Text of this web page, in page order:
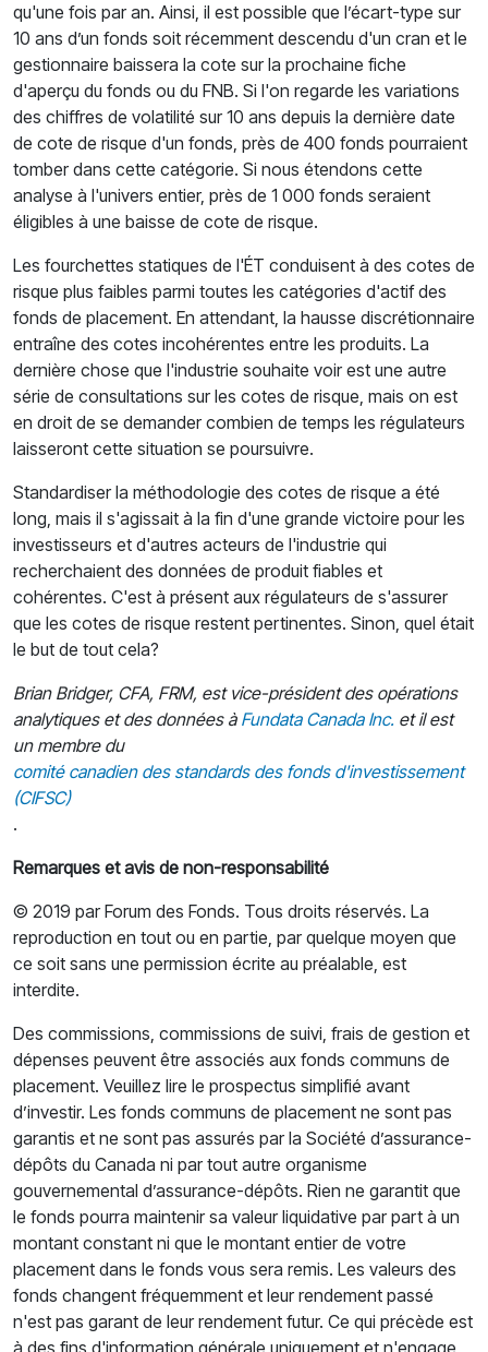
qu'une fois par an. Ainsi, il est possible que l’écart-type sur
10 ans d’un fonds soit récemment descendu d'un cran et le
gestionnaire baissera la cote sur la prochaine fiche
d'aperçu du fonds ou du FNB. Si l'on regarde les variations
des chiffres de volatilité sur 10 ans depuis la dernière date
de cote de risque d'un fonds, près de 400 fonds pourraient
tomber dans cette catégorie. Si nous étendons cette
analyse à l'univers entier, près de 1 000 fonds seraient
éligibles à une baisse de cote de risque.
Les fourchettes statiques de l'ÉT conduisent à des cotes de
risque plus faibles parmi toutes les catégories d'actif des
fonds de placement. En attendant, la hausse discrétionnaire
entraîne des cotes incohérentes entre les produits. La
dernière chose que l'industrie souhaite voir est une autre
série de consultations sur les cotes de risque, mais on est
en droit de se demander combien de temps les régulateurs
laisseront cette situation se poursuivre.
Standardiser la méthodologie des cotes de risque a été
long, mais il s'agissait à la fin d'une grande victoire pour les
investisseurs et d'autres acteurs de l'industrie qui
recherchaient des données de produit fiables et
cohérentes. C'est à présent aux régulateurs de s'assurer
que les cotes de risque restent pertinentes. Sinon, quel était
le but de tout cela?
Brian Bridger, CFA, FRM, est vice-président des opérations
analytiques et des données à Fundata Canada Inc. et il est
un membre du
comité canadien des standards des fonds d'investissement
(CIFSC)
.
Remarques et avis de non-responsabilité
© 2019 par Forum des Fonds. Tous droits réservés. La
reproduction en tout ou en partie, par quelque moyen que
ce soit sans une permission écrite au préalable, est
interdite.
Des commissions, commissions de suivi, frais de gestion et
dépenses peuvent être associés aux fonds communs de
placement. Veuillez lire le prospectus simplifié avant
d’investir. Les fonds communs de placement ne sont pas
garantis et ne sont pas assurés par la Société d’assurance-
dépôts du Canada ni par tout autre organisme
gouvernemental d’assurance-dépôts. Rien ne garantit que
le fonds pourra maintenir sa valeur liquidative par part à un
montant constant ni que le montant entier de votre
placement dans le fonds vous sera remis. Les valeurs des
fonds changent fréquemment et leur rendement passé
n'est pas garant de leur rendement futur. Ce qui précède est